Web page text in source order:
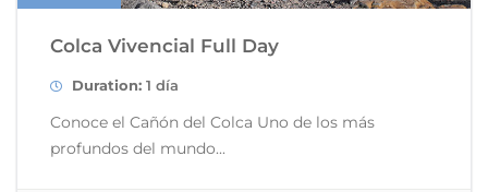
Colca Vivencial Full Day
Duration: 1 día
Conoce el Cañón del Colca Uno de los más
profundos del mundo...